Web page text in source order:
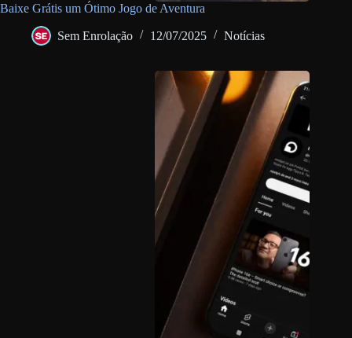
Baixe Grátis um Ótimo Jogo de Aventura
Sem Enrolação 12/07/2025 Notícias